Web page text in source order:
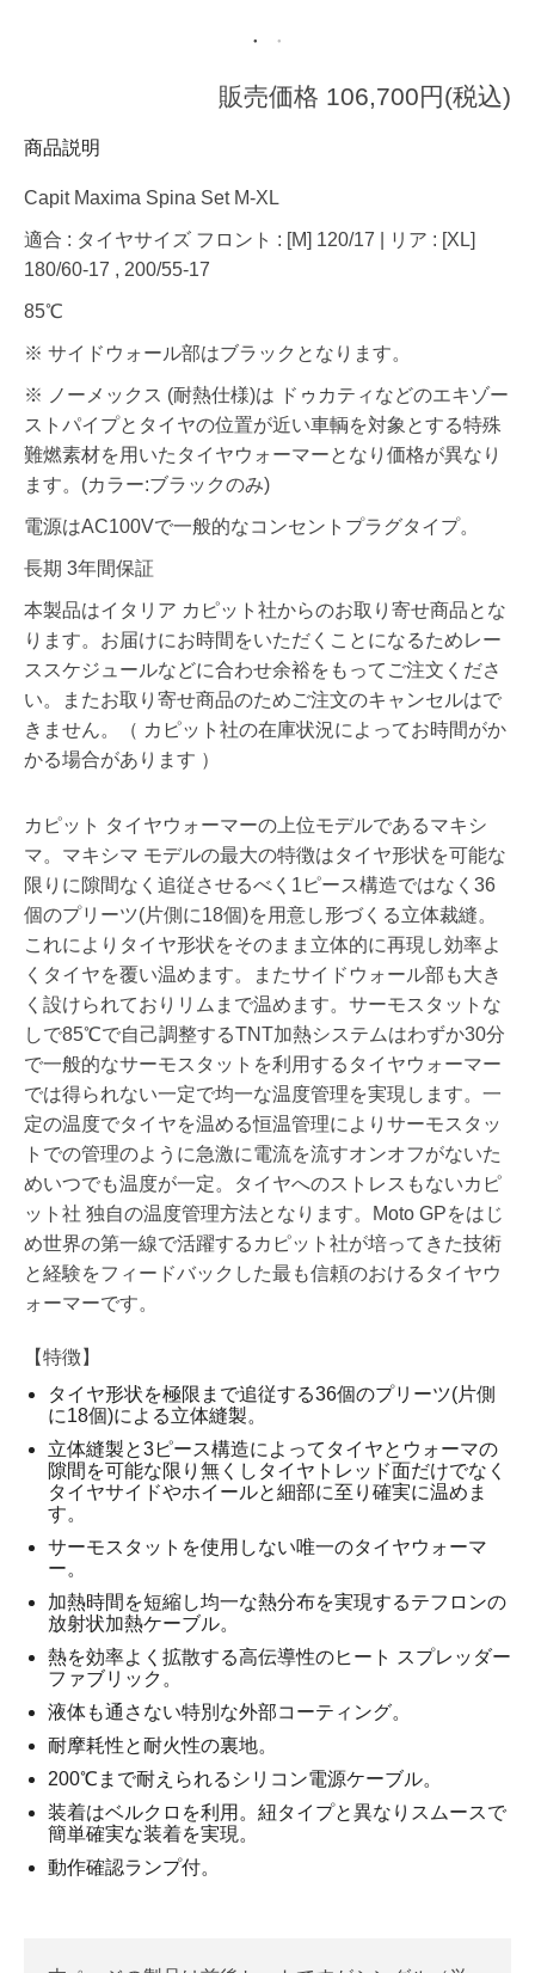
販売価格 106,700円(税込)
商品説明
Capit Maxima Spina Set M-XL
適合 : タイヤサイズ フロント : [M] 120/17 | リア : [XL]
180/60-17 , 200/55-17
85℃
※ サイドウォール部はブラックとなります。
※ ノーメックス (耐熱仕様)は ドゥカティなどのエキゾー
ストパイプとタイヤの位置が近い車輌を対象とする特殊
難燃素材を用いたタイヤウォーマーとなり価格が異なり
ます。(カラー:ブラックのみ)
電源はAC100Vで一般的なコンセントプラグタイプ。
長期 3年間保証
本製品はイタリア カピット社からのお取り寄せ商品とな
ります。お届けにお時間をいただくことになるためレー
ススケジュールなどに合わせ余裕をもってご注文くださ
い。またお取り寄せ商品のためご注文のキャンセルはで
きません。（ カピット社の在庫状況によってお時間がか
かる場合があります ）
カピット タイヤウォーマーの上位モデルであるマキシ
マ。マキシマ モデルの最大の特徴はタイヤ形状を可能な
限りに隙間なく追従させるべく1ピース構造ではなく36
個のプリーツ(片側に18個)を用意し形づくる立体裁縫。
これによりタイヤ形状をそのまま立体的に再現し効率よ
くタイヤを覆い温めます。またサイドウォール部も大き
く設けられておりリムまで温めます。サーモスタットな
しで85℃で自己調整するTNT加熱システムはわずか30分
で一般的なサーモスタットを利用するタイヤウォーマー
では得られない一定で均一な温度管理を実現します。一
定の温度でタイヤを温める恒温管理によりサーモスタッ
トでの管理のように急激に電流を流すオンオフがないた
めいつでも温度が一定。タイヤへのストレスもないカピ
ット社 独自の温度管理方法となります。Moto GPをはじ
め世界の第一線で活躍するカピット社が培ってきた技術
と経験をフィードバックした最も信頼のおけるタイヤウ
ォーマーです。
【特徴】
タイヤ形状を極限まで追従する36個のプリーツ(片側
に18個)による立体縫製。
立体縫製と3ピース構造によってタイヤとウォーマの
隙間を可能な限り無くしタイヤトレッド面だけでなく
タイヤサイドやホイールと細部に至り確実に温めま
す。
サーモスタットを使用しない唯一のタイヤウォーマ
ー。
加熱時間を短縮し均一な熱分布を実現するテフロンの
放射状加熱ケーブル。
熱を効率よく拡散する高伝導性のヒート スプレッダー
ファブリック。
液体も通さない特別な外部コーティング。
耐摩耗性と耐火性の裏地。
200℃まで耐えられるシリコン電源ケーブル。
装着はベルクロを利用。紐タイプと異なりスムースで
簡単確実な装着を実現。
動作確認ランプ付。